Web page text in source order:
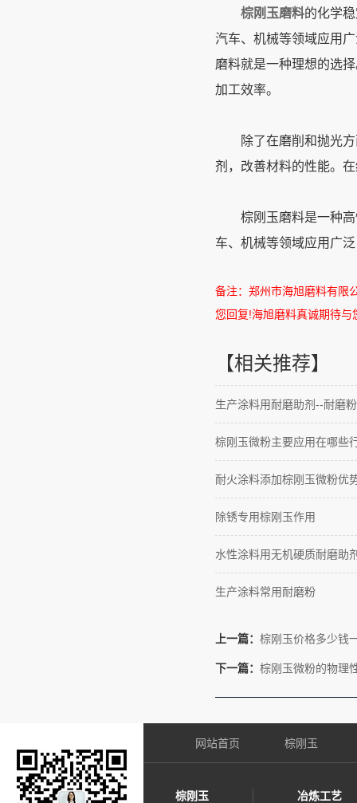
棕刚玉磨料的化学
汽车、机械等领域应用
磨料就是一种理想的选
加工效率。
除了在磨削和抛光方
剂，改善材料的性能。
棕刚玉磨料是一种高
车、机械等领域应用广
备注：郑州市海旭磨料有限
您回复!海旭磨料真诚期待与
【相关推荐】
生产涂料用耐磨助剂--耐磨粉
棕刚玉微粉主要应用在哪些
耐火涂料添加棕刚玉微粉优
除锈专用棕刚玉作用
水性涂料用无机硬质耐磨助
生产涂料常用耐磨粉
上一篇： 棕刚玉价格多少钱
下一篇： 棕刚玉微粉的物理
网站首页 棕刚玉
棕刚玉 冶炼工艺